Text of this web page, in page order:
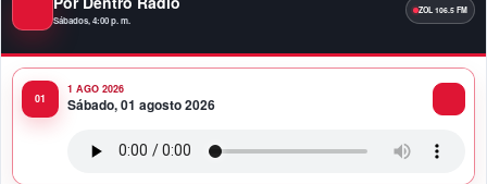
calificación crediticia AAA.do de Moody’s Local RD
10:51 PM
Producciones Panda Rosa anuncia su
Sábados, 4:00 p. m.
1 AGO 2026
Sábado, 01 agosto 2026